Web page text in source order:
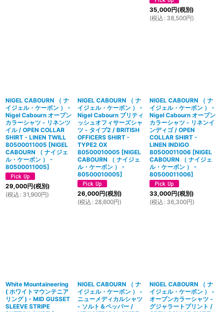
35,000円(税別)
(税込 : 38,500円)
NIGEL CABOURN （ ナ
イジェル・ケーボン ） -
Nigel Cabourn オープン
カラーシャツ - リネンツ
イル / OPEN COLLAR
SHIRT - LINEN TWILL
80500011005 [NIGEL
CABOURN （ ナイジェ
ル・ケーボン ） -
80500011005]
29,000円(税別)
(税込 : 31,900円)
NIGEL CABOURN （ ナ
イジェル・ケーボン ） -
Nigel Cabourn ブリティ
ッシュオフィサーズシャ
ツ - タイプ2 / BRITISH
OFFICERS SHIRT -
TYPE2 OX
80500010005 [NIGEL
CABOURN （ ナイジェ
ル・ケーボン ） -
80500010005]
26,000円(税別)
(税込 : 28,600円)
NIGEL CABOURN （ ナ
イジェル・ケーボン ） -
Nigel Cabourn オープン
カラーシャツ - リネンイ
ンディゴ / OPEN
COLLAR SHIRT -
LINEN INDIGO
80500011006 [NIGEL
CABOURN （ ナイジェ
ル・ケーボン ） -
80500011006]
33,000円(税別)
(税込 : 36,300円)
White Mountaineering
( ホワイトマウンテニア
リング ) - MID GUSSET
SLEEVE STRIPE
NIGEL CABOURN （ ナ
イジェル・ケーボン ） -
ニューメディカルシャツ
- ソルト＆ペッパー /
NIGEL CABOURN （ ナ
イジェル・ケーボン ） -
オープンカラーシャツ -
グジャラートプリント /